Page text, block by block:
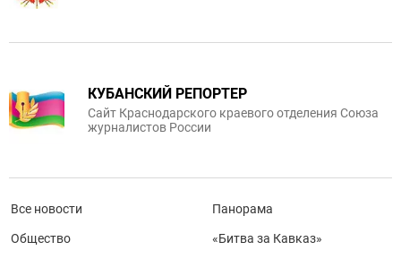
КУБАНСКИЙ РЕПОРТЕР
Сайт Краснодарского краевого отделения Союза
журналистов России
Все новости
Общество
Панорама
«Битва за Кавказ»